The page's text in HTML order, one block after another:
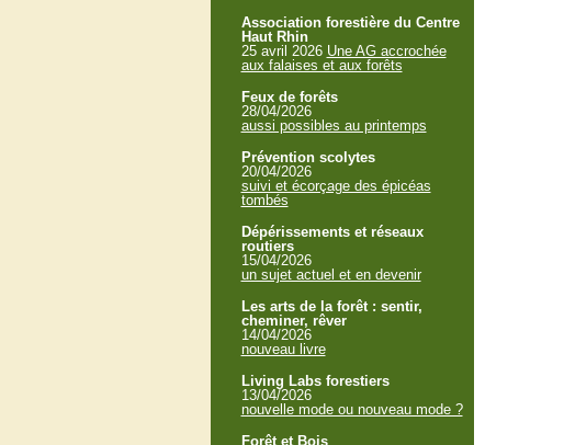
Association forestière du Centre
Haut Rhin
25 avril 2026 Une AG accrochée
aux falaises et aux forêts
Feux de forêts
28/04/2026
aussi possibles au printemps
Prévention scolytes
20/04/2026
suivi et écorçage des épicéas
tombés
Dépérissements et réseaux
routiers
15/04/2026
un sujet actuel et en devenir
Les arts de la forêt : sentir,
cheminer, rêver
14/04/2026
nouveau livre
Living Labs forestiers
13/04/2026
nouvelle mode ou nouveau mode ?
Forêt et Bois